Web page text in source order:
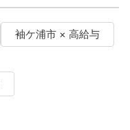
袖ケ浦市 × 高給与